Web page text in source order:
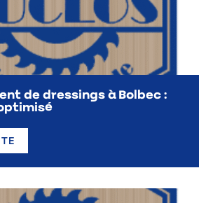
de dressings à Bolbec :